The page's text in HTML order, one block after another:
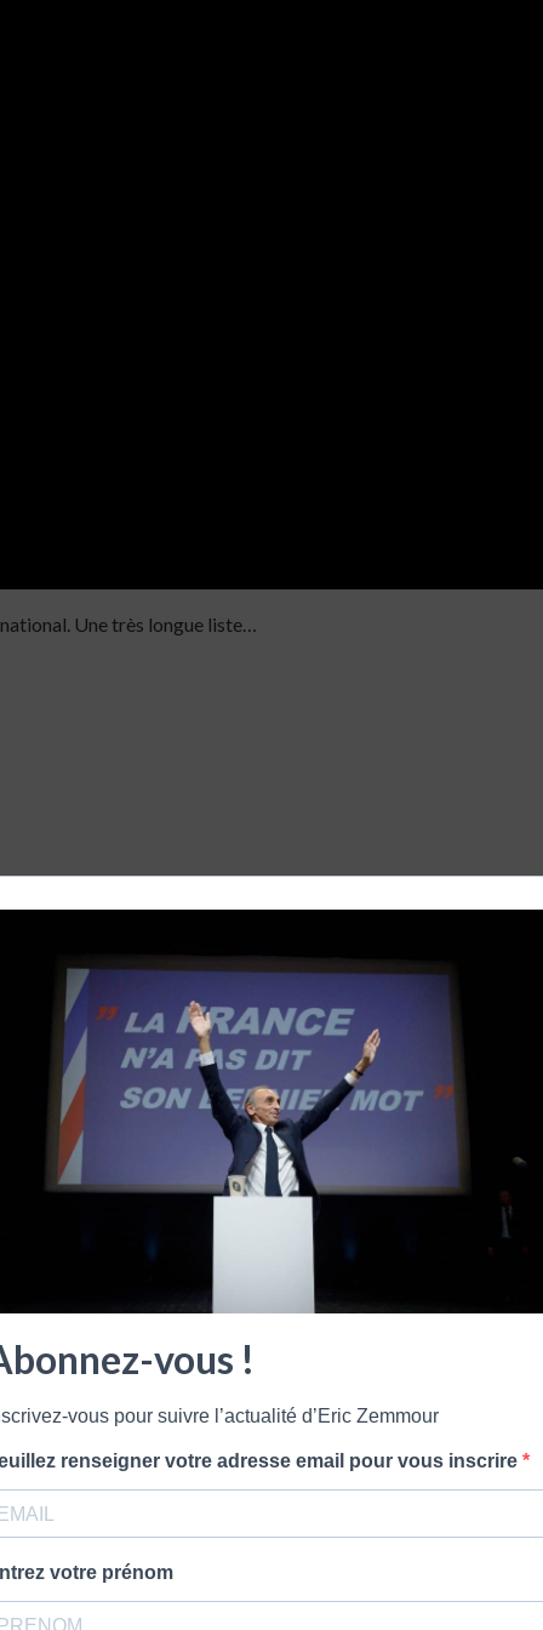
Une très longue liste…
Montreuil. Il est journaliste politique, écrivain, essayiste et
vous !
vous pour suivre l’actualité d’Eric Zemmour
renseigner votre adresse email pour vous inscrire
votre prénom